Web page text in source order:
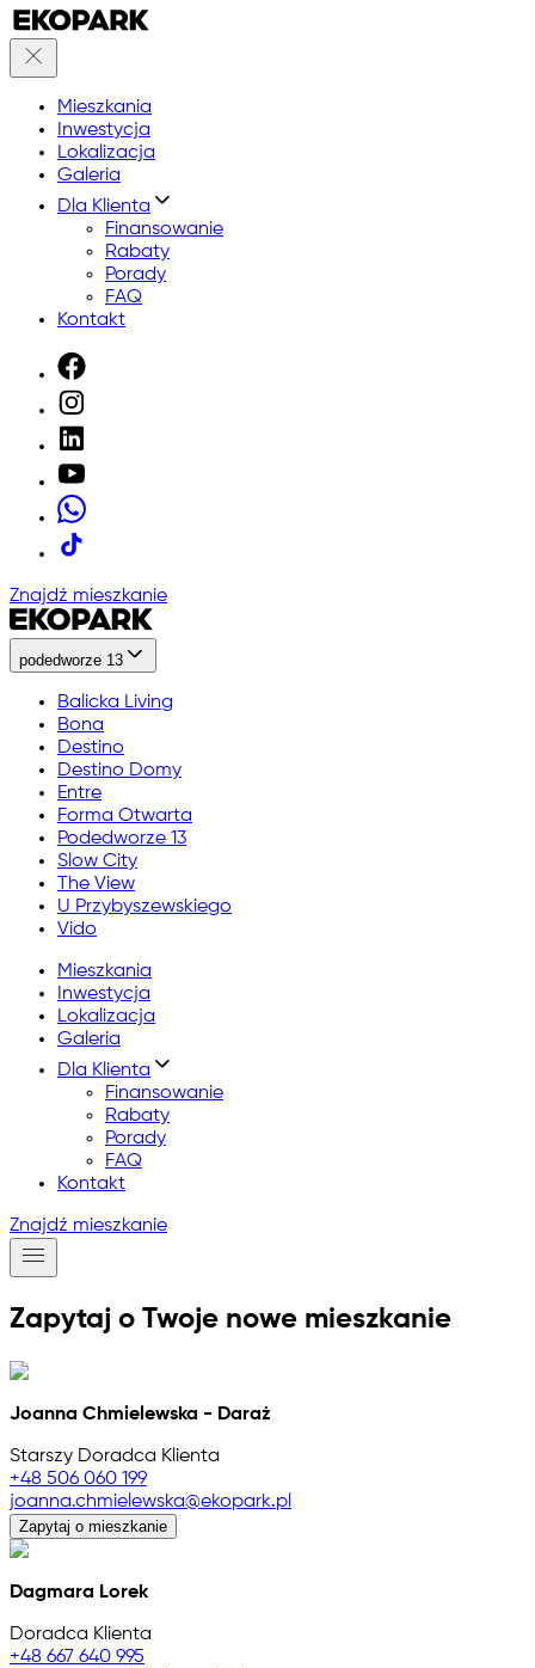
Mieszkania
Inwestycja
Lokalizacja
Galeria
Dla Klienta
Finansowanie
Rabaty
Porady
FAQ
Kontakt
Znajdź mieszkanie
podedworze 13
Balicka Living
Bona
Destino
Destino Domy
Entre
Forma Otwarta
Podedworze 13
Slow City
The View
U Przybyszewskiego
Vido
Mieszkania
Inwestycja
Lokalizacja
Galeria
Dla Klienta
Finansowanie
Rabaty
Porady
FAQ
Kontakt
Znajdź mieszkanie
Zapytaj o Twoje nowe mieszkanie
Joanna Chmielewska - Daraż
Starszy Doradca Klienta
+48 506 060 199
joanna.chmielewska@ekopark.pl
Zapytaj o mieszkanie
Dagmara Lorek
Doradca Klienta
+48 667 640 995